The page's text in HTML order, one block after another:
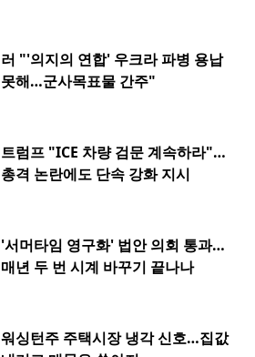
러 "'의지의 연합' 우크라 파병 용납
못해…군사목표물 간주"
트럼프 "ICE 차량 검문 계속하라"…
총격 논란에도 단속 강화 지시
'서머타임 영구화' 법안 의회 통과…
매년 두 번 시계 바꾸기 끝나나
워싱턴주 주택시장 냉각 신호…집값